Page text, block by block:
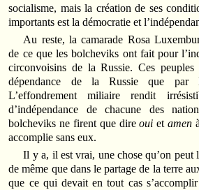
socialisme, mais la création de ses
importants est la démocratie et
Au reste, la camarade Rosa
de ce que les bolcheviks ont fait pour
circonvoisins de la Russie. Ces peuples
dépendance de la Russie que par
L’effondrement miliaire rendit
d’indépendance de chacune des
bolcheviks ne firent que direoui et amen
accomplie sans eux.
Il y a, il est vrai, une chose qu’on peut
de même que dans le partage de la terre
que ce qui devait en tout cas